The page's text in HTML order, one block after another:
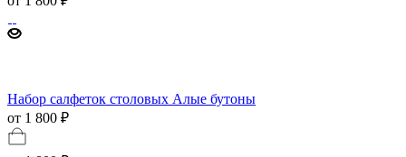
Набор салфеток столовых Алые бутоны
от 1 800 ₽